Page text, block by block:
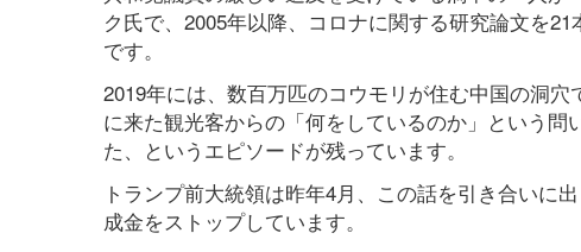
ク氏で、2005年以降、コロナに関する研究論文を
です。
2019年には、数百万匹のコウモリが住む中国の洞
に来た観光客からの「何をしているのか」という
た、というエピソードが残っています。
トランプ前大統領は昨年4月、この話を引き合いに
成金をストップしています。